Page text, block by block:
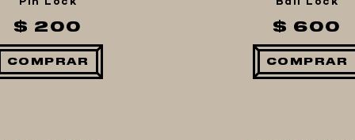
$ 200
COMPRAR
$ 600
COMPRAR